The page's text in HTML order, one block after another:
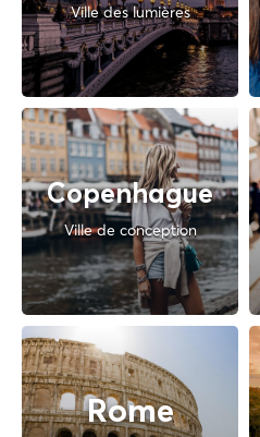
Ville des lumières
Copenhague
Ville de conception
Rome